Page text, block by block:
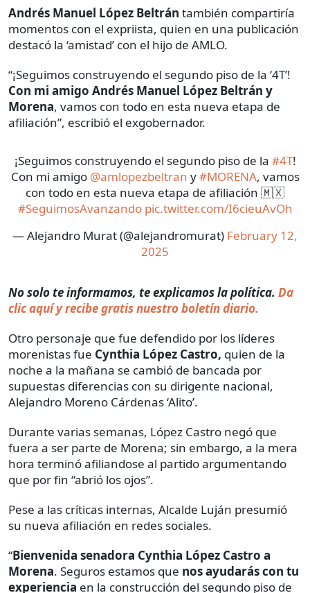
Andrés Manuel López Beltrán también compartiría
momentos con el expriista, quien en una publicación
destacó la ‘amistad’ con el hijo de AMLO.
“¡Seguimos construyendo el segundo piso de la ‘4T’!
Con mi amigo Andrés Manuel López Beltrán y
Morena, vamos con todo en esta nueva etapa de
afiliación”, escribió el exgobernador.
¡Seguimos construyendo el segundo piso de la #4T!
Con mi amigo @amlopezbeltran y#MORENA, vamos
con todo en esta nueva etapa de afiliación 🇲🇽
#SeguimosAvanzando pic.twitter.com/I6cieuAvOh
— Alejandro Murat (@alejandromurat) February 12,
2025
No solo te informamos, te explicamos la política. Da
clic aquí y recibe gratis nuestro boletín diario.
Otro personaje que fue defendido por los líderes
morenistas fue Cynthia López Castro, quien de la
noche a la mañana se cambió de bancada por
supuestas diferencias con su dirigente nacional,
Alejandro Moreno Cárdenas ‘Alito’.
Durante varias semanas, López Castro negó que
fuera a ser parte de Morena; sin embargo, a la mera
hora terminó afiliandose al partido argumentando
que por fin “abrió los ojos”.
Pese a las críticas internas, Alcalde Luján presumió
su nueva afiliación en redes sociales.
“Bienvenida senadora Cynthia López Castro a
Morena. Seguros estamos que nos ayudarás con tu
experiencia en la construcción del segundo piso de